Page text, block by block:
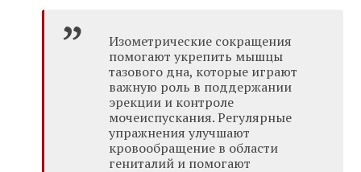
Изометрические сокращения
помогают укрепить мышцы
тазового дна, которые играют
важную роль в поддержании
эрекции и контроле
мочеиспускания. Регулярные
упражнения улучшают
кровообращение в области
гениталий и помогают